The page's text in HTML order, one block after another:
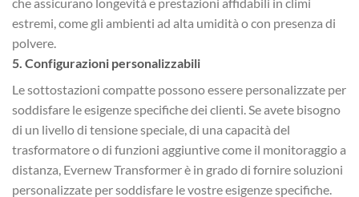
estremi, come gli ambienti ad alta umidità o con presenza di
polvere.
5. Configurazioni personalizzabili
Le sottostazioni compatte possono essere personalizzate per
soddisfare le esigenze specifiche dei clienti. Se avete bisogno
di un livello di tensione speciale, di una capacità del
trasformatore o di funzioni aggiuntive come il monitoraggio a
distanza, Evernew Transformer è in grado di fornire soluzioni
personalizzate per soddisfare le vostre esigenze specifiche.